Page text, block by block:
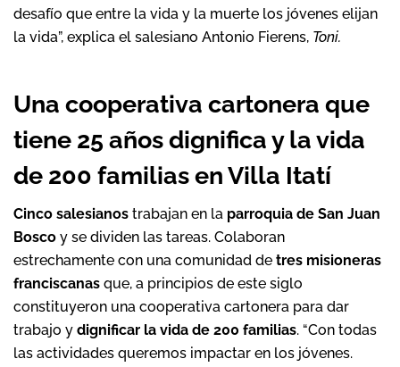
desafío que entre la vida y la muerte los jóvenes elijan
la vida”, explica el salesiano Antonio Fierens, Toni.
Una cooperativa cartonera que
tiene 25 años dignifica y la vida
de 200 familias en Villa Itatí
Cinco salesianos trabajan en la parroquia de San Juan
Bosco y se dividen las tareas. Colaboran
estrechamente con una comunidad de tres misioneras
franciscanas que, a principios de este siglo
constituyeron una cooperativa cartonera para dar
trabajo y dignificar la vida de 200 familias. “Con todas
las actividades queremos impactar en los jóvenes.